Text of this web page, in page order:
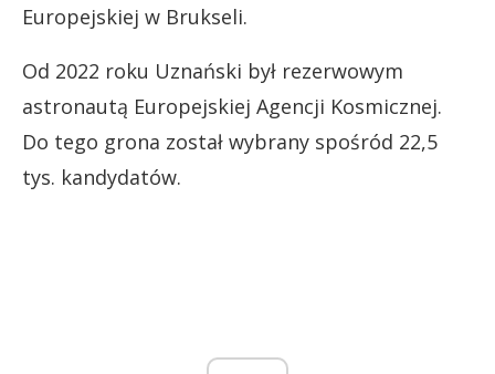
Europejskiej w Brukseli.
Od 2022 roku Uznański był rezerwowym
astronautą Europejskiej Agencji Kosmicznej.
Do tego grona został wybrany spośród 22,5
tys. kandydatów.